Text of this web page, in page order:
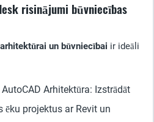
risinājumi būvniecības
un būvniecībai ir ideāli
Arhitektūra: Izstrādāt
projektus ar Revit un